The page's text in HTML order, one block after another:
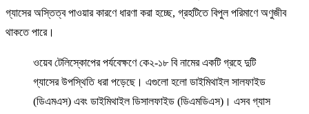
গ্যাসের অস্তিত্ব পাওয়ার কারণে ধারণা করা হচ্ছে, গ্রহটিতে বিপুল পরিমাণে অণুজীব
থাকতে পারে।
ওয়েব টেলিস্কোপের পর্যবেক্ষণে কে২-১৮ বি নামের একটি গ্রহে দুটি
গ্যাসের উপস্থিতি ধরা পড়েছে। এগুলো হলো ডাইমিথাইল সালফাইড
(ডিএমএস) এবং ডাইমিথাইল ডিসালফাইড (ডিএমডিএস)। এসব গ্যাস